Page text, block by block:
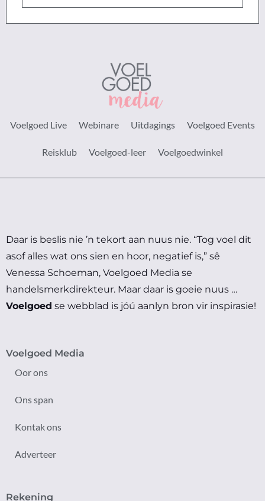
Voelgoed Live Webinare Uitdagings Voelgoed Events
Reisklub Voelgoed-leer Voelgoedwinkel
Daar is beslis nie ’n tekort aan nuus nie. “Tog voel dit
asof alles wat ons sien en hoor, negatief is,” sê
Venessa Schoeman, Voelgoed Media se
handelsmerkdirekteur. Maar daar is goeie nuus …
Voelgoed se webblad is jóú aanlyn bron vir inspirasie!
Voelgoed Media
Oor ons
Ons span
Kontak ons
Adverteer
Rekening